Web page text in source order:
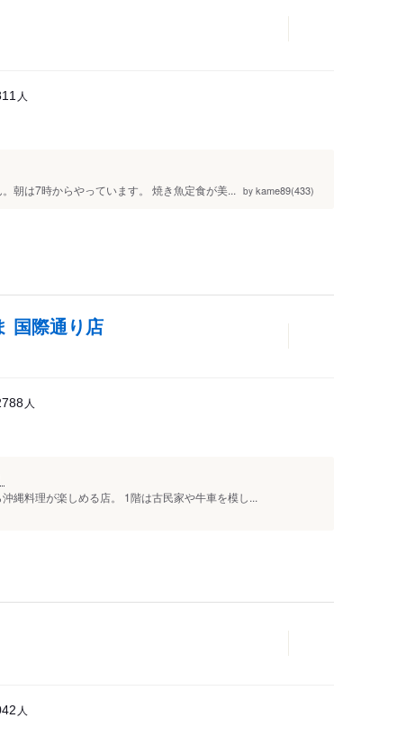
人
朝は7時からやっています。 焼き魚定食が美... by kame89(433)
国際通り店
人
縄料理が楽しめる店。 1階は古民家や牛車を模し...
人